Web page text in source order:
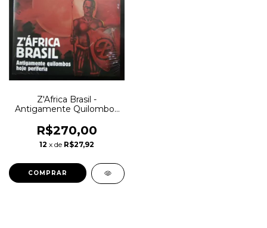
Z'Africa Brasil -
Antigamente Quilombos
Duplo novo Lacrado
R$270,00
12 x de R$27,92